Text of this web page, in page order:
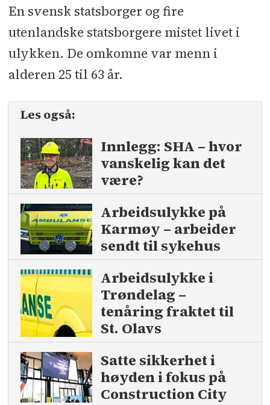
En svensk statsborger og fire
utenlandske statsborgere mistet livet i
ulykken. De omkomne var menn i
alderen 25 til 63 år.
Les også:
Innlegg: SHA – hvor
vanskelig kan det
være?
Arbeids­ulykke på
Karmøy – arbeider
sendt til sykehus
Arbeidsulykke i
Trøndelag –
tenåring fraktet til
St. Olavs
Satte sikkerhet i
høyden i fokus på
Construction City